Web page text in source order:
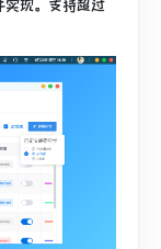
现。支持超过